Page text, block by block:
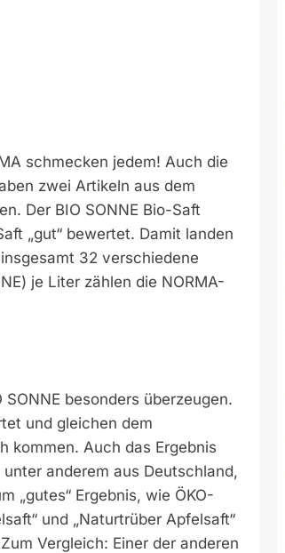
schmecken jedem! Auch die
zwei Artikeln aus dem
Der BIO SONNE Bio-Saft
„gut“ bewertet. Damit landen
32 verschiedene
je Liter zählen die NORMA-
besonders überzeugen.
und gleichen dem
kommen. Auch das Ergebnis
anderem aus Deutschland,
„gutes“ Ergebnis, wie ÖKO-
und „Naturtrüber Apfelsaft“
Vergleich: Einer der anderen